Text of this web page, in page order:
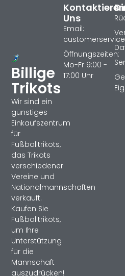
Billige
Trikots
Wir sind ein
günstiges
Einkaufszentrum
für
Fußballtrikots,
das Trikots
verschiedener
Vereine und
Nationalmannschaften
verkauft.
Kaufen Sie
Fußballtrikots,
um Ihre
Unterstützung
für die
Mannschaft
auszudrücken!
Kontaktieren
Uns
Email:
Öffnungszeiten:
Mo-Fr 9:00 -
17:00 Uhr